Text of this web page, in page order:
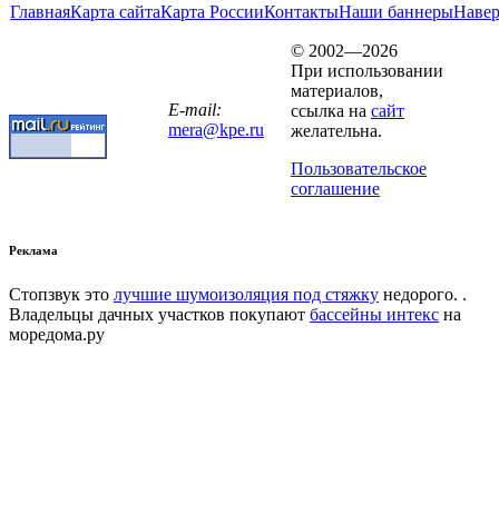
ГлавнаяКарта сайтаКарта РоссииКонтактыНаши баннеры
E-mail:
mera@kpe.ru
© 2002—2026
При использовании
материалов,
ссылка на сайт
желательна.
Пользовательское
соглашение
Реклама
Стопзвук это лучшие шумоизоляция под стяжку недорого. .
Владельцы дачных участков покупают бассейны интекс на
моредома.ру